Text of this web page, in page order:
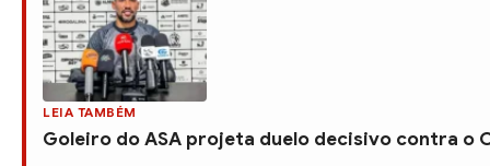
LEIA TAMBÉM
Goleiro do ASA projeta duelo decisivo contra o